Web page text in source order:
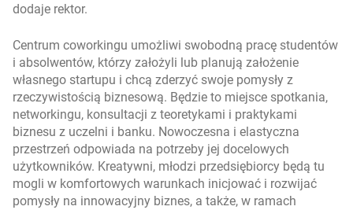
dodaje rektor.
Centrum coworkingu umożliwi swobodną pracę studentów
i absolwentów, którzy założyli lub planują założenie
własnego startupu i chcą zderzyć swoje pomysły z
rzeczywistością biznesową. Będzie to miejsce spotkania,
networkingu, konsultacji z teoretykami i praktykami
biznesu z uczelni i banku. Nowoczesna i elastyczna
przestrzeń odpowiada na potrzeby jej docelowych
użytkowników. Kreatywni, młodzi przedsiębiorcy będą tu
mogli w komfortowych warunkach inicjować i rozwijać
pomysły na innowacyjny biznes, a także, w ramach